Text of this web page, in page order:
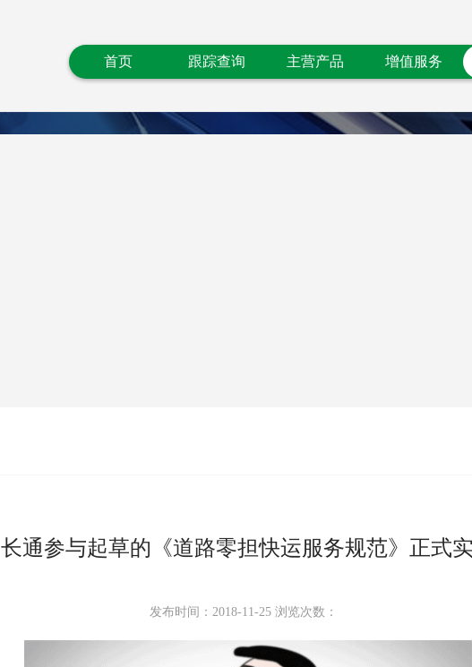
首页 跟踪查询 主营产品 增值服务
长通参与起草的《道路零担快运服务规范》正式
发布时间：2018-11-25 浏览次数：